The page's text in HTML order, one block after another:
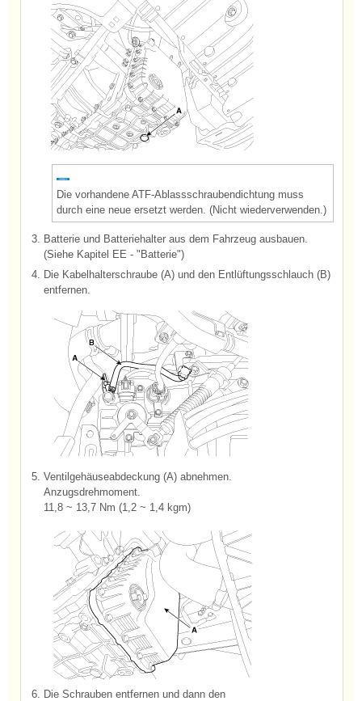
Die vorhandene ATF-Ablassschraubendichtung muss
durch eine neue ersetzt werden. (Nicht wiederverwenden.)
3. Batterie und Batteriehalter aus dem Fahrzeug ausbauen.
(Siehe Kapitel EE - "Batterie")
4. Die Kabelhalterschraube (A) und den Entlüftungsschlauch (B)
entfernen.
5. Ventilgehäuseabdeckung (A) abnehmen.
Anzugsdrehmoment.
11,8 ~ 13,7 Nm (1,2 ~ 1,4 kgm)
6. Die Schrauben entfernen und dann den